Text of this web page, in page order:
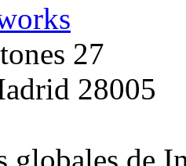
27
28005
globales de